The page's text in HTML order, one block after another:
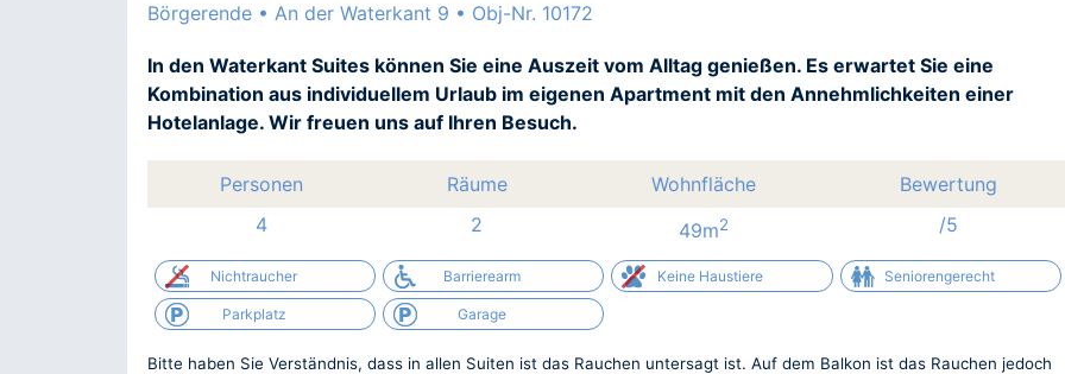
Börgerende • An der Waterkant 9 • Obj-Nr. 10172
In den Waterkant Suites können Sie eine Auszeit vom Alltag genießen. Es erwartet Sie eine
Kombination aus individuellem Urlaub im eigenen Apartment mit den Annehmlichkeiten einer
Hotelanlage. Wir freuen uns auf Ihren Besuch.
Personen
4
Räume
2
Wohnfläche
49m2
Bewertung
/5
Nichtraucher Barrierearm Keine Haustiere Seniorengerecht
Parkplatz Garage
Bitte haben Sie Verständnis, dass in allen Suiten ist das Rauchen untersagt ist. Auf dem Balkon ist das Rauchen jedoch